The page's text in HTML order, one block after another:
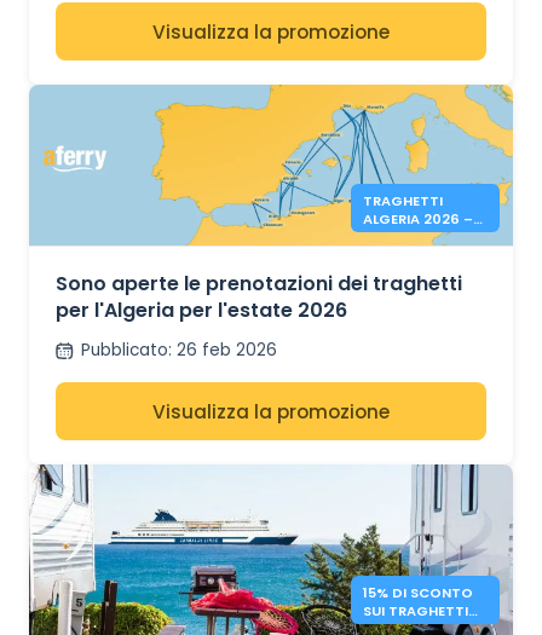
Visualizza la promozione
TRAGHETTI
ALGERIA 2026 –
PRENOTAZIONI
Sono aperte le prenotazioni dei traghetti
per l'Algeria per l'estate 2026
Pubblicato: 26 feb 2026
Visualizza la promozione
15% DI SCONTO
SUI TRAGHETTI
PER CAMPER –